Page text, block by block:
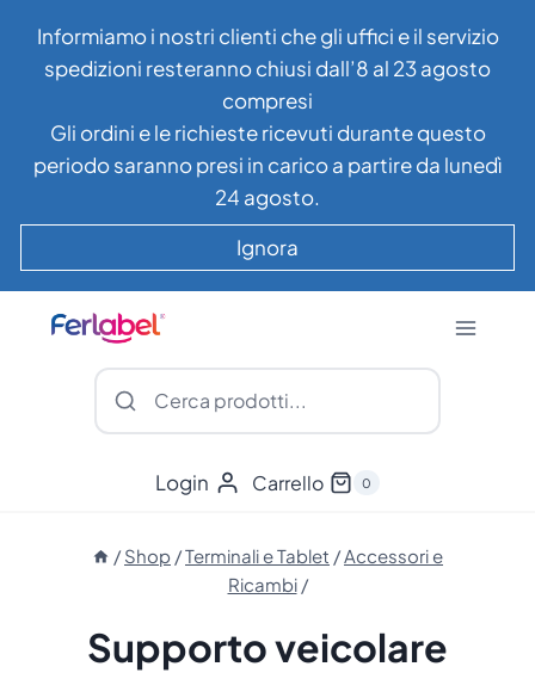
contenuto
Informiamo i nostri clienti che gli uffici e il servizio
spedizioni resteranno chiusi dall’8 al 23 agosto
compresi
Gli ordini e le richieste ricevuti durante questo
periodo saranno presi in carico a partire da lunedì
24 agosto.
Ignora
Login Carrello 0
/ Shop /Terminali e Tablet /Accessori e
Ricambi /
Supporto veicolare